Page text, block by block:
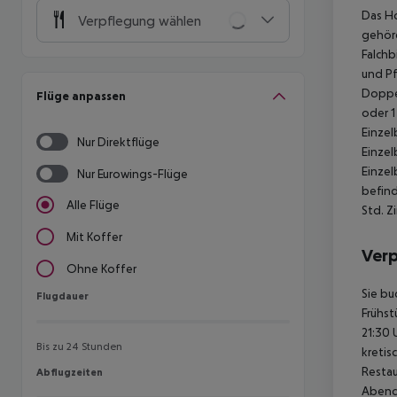
Verpflegung wählen
Flüge anpassen
Nur Direktflüge
Nur Eurowings-Flüge
Alle Flüge
Mit Koffer
Ohne Koffer
Flugdauer
Flugdauer
Bis zu 24 Stunden
Abflugzeiten
Abflugzeiten
Das
und
oder
Std.
Sie
21:30